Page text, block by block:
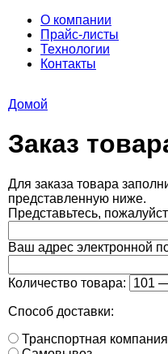
О компании
Прайс-листы
Технологии
Контакты
Домой
Заказ
Для заказа товара
представленную ниже.
Представьтесь,
Ваш адрес электронной
Количество товара:
Способ доставки:
Транспортная компания